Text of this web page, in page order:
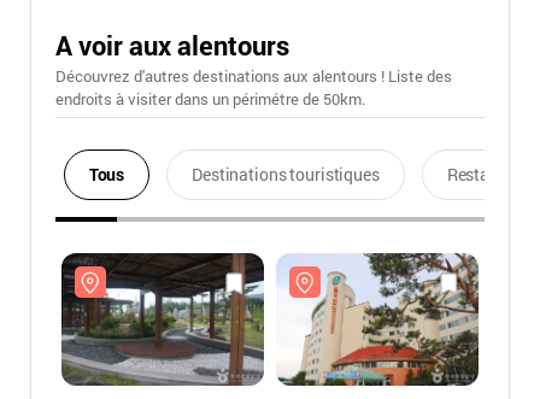
A voir aux alentours
Découvrez d'autres destinations aux alentours ! Liste des
endroits à visiter dans un périmétre de 50km.
Tous Destinations touristiques Restaurants